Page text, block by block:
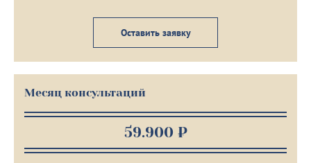
Оставить заявку
Месяц консультаций
59.900 ₽